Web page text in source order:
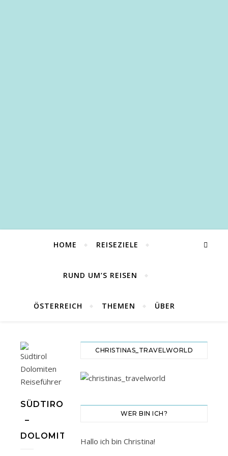
HOME REISEZIELE
RUND UM’S REISEN
ÖSTERREICH THEMEN ÜBER
SÜDTIROL
–
DOLOMITEN
CHRISTINAS_TRAVELWORLD
WER BIN ICH?
Hallo ich bin Christina!